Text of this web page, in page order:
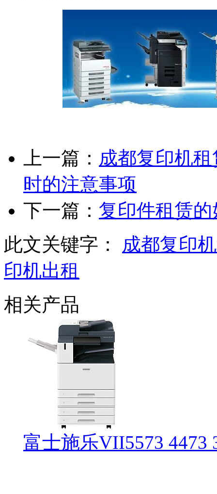
上一篇： 成都复印机
时的注意事项
下一篇： 复印件租赁的
此文关键字：
成都复印
印机出租
相关产品
富士施乐VII5573 4473